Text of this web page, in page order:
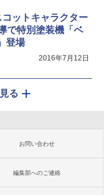
コットキャラクター
で特別塗装機「ベ
登場
2016年7月12日
る
お問い合わせ
編集部へのご連絡